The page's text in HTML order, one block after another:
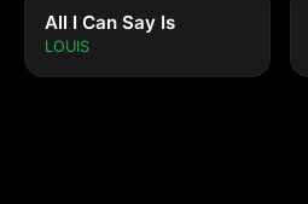
All I Can Say Is
LOUIS